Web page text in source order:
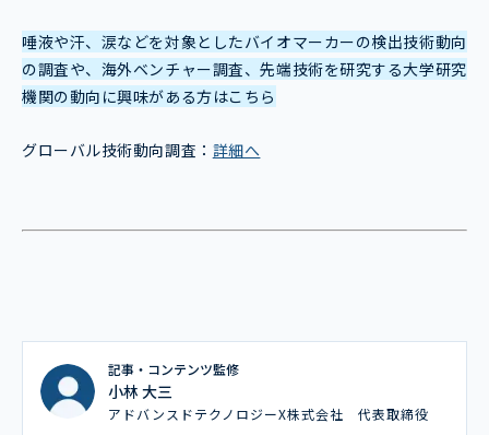
唾液や汗、涙などを対象としたバイオマーカーの検出技術動向
の調査や、海外ベンチャー調査、先端技術を研究する大学研究
機関の動向に興味がある方はこちら
グローバル技術動向調査： 詳細へ
記事・コンテンツ監修
小林 大三
アドバンスドテクノロジーX株式会社 代表取締役